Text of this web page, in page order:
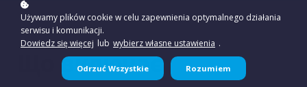
Що включає
Używamy plików cookie w celu zapewnienia optymalnego działania
serwisu i komunikacji.
Dowiedz się więcej lub wybierz własne ustawienia .
Odrzuć Wszystkie Rozumiem